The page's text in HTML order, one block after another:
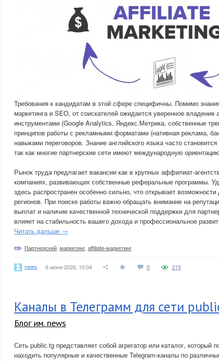
Требования к кандидатам в этой сфере специфичны. Помимо
маркетинга и SEO, от соискателей ожидается уверенное владение
инструментами (Google Analytics, Яндекс.Метрика, собственные
принципов работы с рекламными форматами (нативная реклама,
навыками переговоров. Знание английского языка часто
так как многие партнерские сети имеют международную
Рынок труда предлагает вакансии как в крупных аффилиат-
компаниях, развивающих собственные реферальные программы.
здесь распространен особенно сильно, что открывает
регионов. При поиске работы важно обращать внимание на
выплат и наличие качественной технической поддержки для
влияет на стабильность вашего дохода и профессиональное
Читать дальше →
Партнерский маркетинг affiliate-маркетинг
news 6 июня 2026, 10:04 0 215
Каналы в Телеграмм для сети
Блог им. news
Сеть public.tg представляет собой агрегатор или каталог, который
находить популярные и качественные Telegram-каналы по